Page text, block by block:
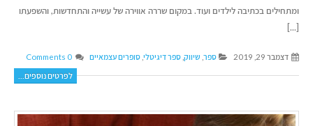
ומתחילים בכתיבה לילדים ועוד. במקום שררה אווירה של עשייה והתחדשות, והשפעתו
[...]
דצמבר 29, 2019 ספר שיווק ,ספר דיגיטלי ,סופרים עצמאיים 0 Comments
לפרטים נוספים...